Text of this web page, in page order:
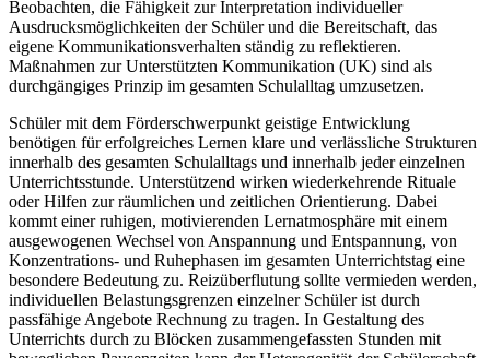
Beobachten, die Fähigkeit zur Interpretation individueller
Ausdrucksmöglichkeiten der Schüler und die Bereitschaft, das
eigene Kommunikationsverhalten ständig zu reflektieren.
Maßnahmen zur Unterstützten Kommunikation (UK) sind als
durchgängiges Prinzip im gesamten Schulalltag umzusetzen.
Schüler mit dem Förderschwerpunkt geistige Entwicklung
benötigen für erfolgreiches Lernen klare und verlässliche Strukturen
innerhalb des gesamten Schulalltags und innerhalb jeder einzelnen
Unterrichtsstunde. Unterstützend wirken wiederkehrende Rituale
oder Hilfen zur räumlichen und zeitlichen Orientierung. Dabei
kommt einer ruhigen, motivierenden Lernatmosphäre mit einem
ausgewogenen Wechsel von Anspannung und Entspannung, von
Konzentrations- und Ruhephasen im gesamten Unterrichtstag eine
besondere Bedeutung zu. Reizüberflutung sollte vermieden werden,
individuellen Belastungsgrenzen einzelner Schüler ist durch
passfähige Angebote Rechnung zu tragen. In Gestaltung des
Unterrichts durch zu Blöcken zusammengefassten Stunden mit